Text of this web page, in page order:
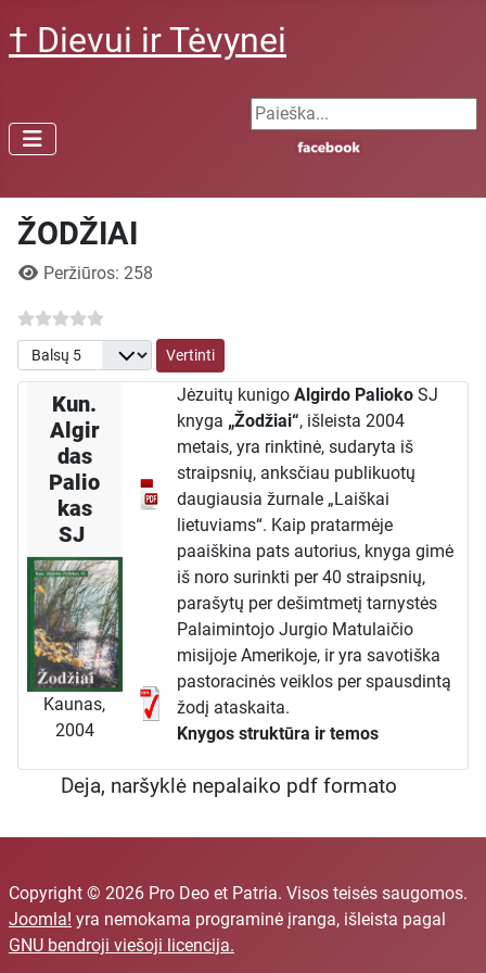
† Dievui ir Tėvynei
Search ...
ŽODŽIAI
Išsami informacija
Peržiūros: 258
Prašome įvertinti
Kun.
Algir
das
Palio
kas
SJ
Kaunas,
2004
Jėzuitų kunigo Algirdo PaliokoSJ
knyga „Žodžiai“, išleista 2004
metais, yra rinktinė, sudaryta iš
straipsnių, anksčiau publikuotų
daugiausia žurnale „Laiškai
lietuviams“. Kaip pratarmėje
paaiškina pats autorius, knyga gimė
iš noro surinkti per 40 straipsnių,
parašytų per dešimtmetį tarnystės
Palaimintojo Jurgio Matulaičio
misijoje Amerikoje, ir yra savotiška
pastoracinės veiklos per spausdintą
žodį ataskaita.
Knygos struktūra ir temos
skyrius, kurių kiekvienas pavadintas
Ši struktūra leidžia skaitytojui
aktualiomis temomis:
Žodis ateinančiajam: apmąstymai
apie Kristaus atėjimą ir advento
Deja, naršyklė nepalaiko pdf formato
Copyright © 2026 Pro Deo et Patria. Visos teisės saugomos.
Joomla! yra nemokama programinė įranga, išleista pagal
GNU bendroji viešoji licencija.